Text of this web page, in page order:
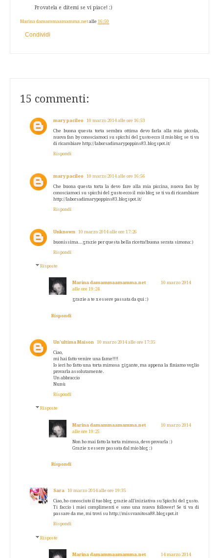
Provatela e ditemi se vi piace! :)
Marina damammaamamma.net alle 16:50
Condividi
15 commenti:
mary pacileo 10 marzo 2014 alle ore 16:53
Che buona questa torta sembra ottima devo farla alla mia piccola,
nuova fan by conosciamoci su spicchi del gusto ecco il mio blog se ti va
di ricambiare http://laborsadimarypoppins83.blogspot.it/
Rispondi
mary pacileo 10 marzo 2014 alle ore 16:56
Che buona questa torta la devo fare alla mia piccina, nuova fan by
conosciamoci su spicchi del gusto ecco il mio blog se ti va di ricambiare
http://laborsadimarypoppins83.blogspot.it/
Rispondi
Unknown 10 marzo 2014 alle ore 17:26
buonissima...grazie per questa bella ricetta!buona serata simona:)
Rispondi
Risposte
Marina damammaamamma.net
10 marzo 2014
alle ore 19:24
grazie a te x essere passata da qui :)
Rispondi
Un’ultima Maison 10 marzo 2014 alle ore 17:35
Ciao,
mi hai fatto venire una fame!!!!
Io ieri ho fatto una torta mimosa gigante, ma appena la finiamo voglio
provarla assolutamente.
Un abbraccio
Nunù
Rispondi
Risposte
Marina damammaamamma.net
10 marzo 2014
alle ore 19:25
Non ho mai fatto la torta mimosa, devo provarla :)
Grazie x essere passata dal mio blog :)
Rispondi
Sara 10 marzo 2014 alle ore 19:35
Ciao, ho conosciuto il tuo blog grazie all'iniziativa su Spicchi del gusto.
Ti faccio i miei complimenti e sono una nuova follower! Se ti va di
passare da me, mi trovi su http://missvanitosa88.blogspot.it
Rispondi
Risposte
Marina damammaamamma.net
14 marzo 2014